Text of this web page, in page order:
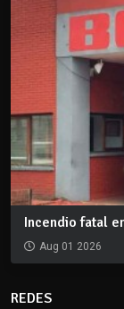
Incendio fatal
Aug 01 2026
REDES